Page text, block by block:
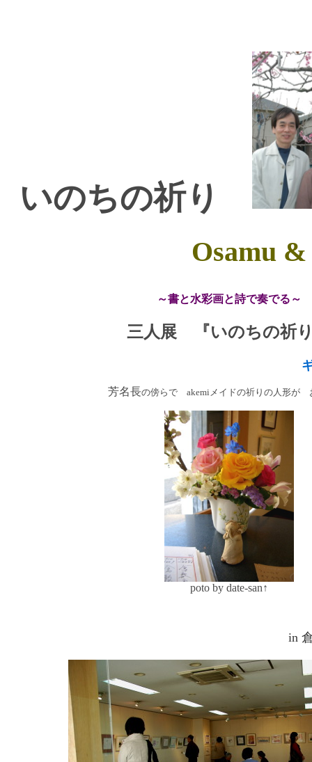
いのちの祈り
Osamu
～書と水彩画と詩で奏でる～
三人展 『いのちの祈
芳名長の傍らで akemiメイドの祈りの人形が
poto by date-san↑
in